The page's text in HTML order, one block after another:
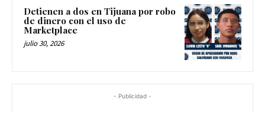
Detienen a dos en Tijuana por robo
de dinero con el uso de
Marketplace
julio 30, 2026
- Publicidad -